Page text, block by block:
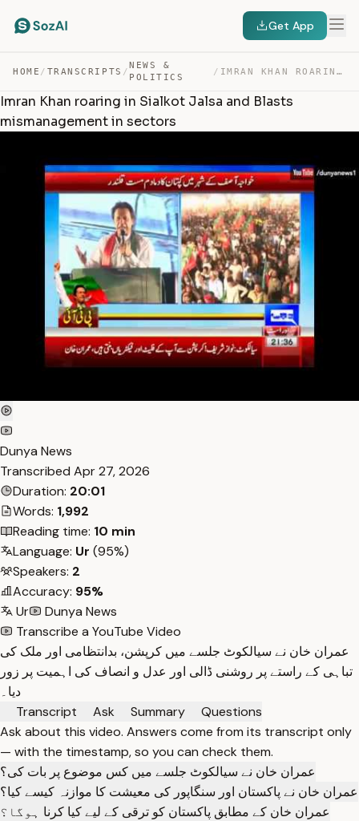
Get App
HOME / TRANSCRIPTS /
NEWS &
POLITICS
/ IMRAN KHAN ROARING IN SIALKOT JALSA AND BLASTS MISMANAG… — TRANSCRIPT
Imran Khan roaring in Sialkot Jalsa and Blasts
mismanagement in sectors
Dunya News
Transcribed Apr 27, 2026
Duration: 20:01
Words: 1,992
Reading time: 10 min
Language: Ur (95%)
Speakers: 2
Accuracy: 95%
Ur
Dunya News
Transcribe a YouTube Video
عمران خان نے سیالکوٹ جلسے میں کرپشن، بدانتظامی اور ملک کی
تباہی کے راستے پر روشنی ڈالی اور عدل و انصاف کی اہمیت پر زور
دیا۔
Transcript
Ask Summary
Questions
Ask about this video. Answers come from its transcript only
— with the timestamp, so you can check them.
عمران خان نے سیالکوٹ جلسے میں کس موضوع پر بات کی؟
عمران خان نے پاکستان اور سنگاپور کی معیشت کا موازنہ کیسے کیا؟
عمران خان کے مطابق پاکستان کو ترقی کے لیے کیا کرنا ہوگا؟